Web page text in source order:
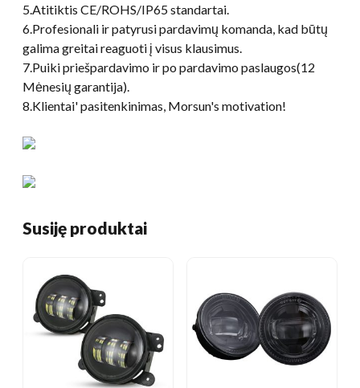
5.Atitiktis CE/ROHS/IP65 standartai.
6.Profesionali ir patyrusi pardavimų komanda, kad būtų
galima greitai reaguoti į visus klausimus.
7.Puiki priešpardavimo ir po pardavimo paslaugos(12
Mėnesių garantija).
8.Klientai' pasitenkinimas, Morsun's motivation!
Susiję produktai